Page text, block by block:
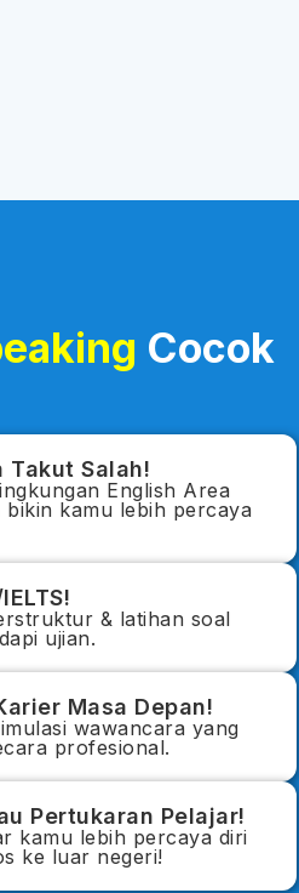
Cocok
Takut Salah!
English Area
kamu lebih percaya
& latihan soal
ujian.
Masa Depan!
wawancara yang
profesional.
Pertukaran Pelajar!
kamu lebih percaya diri
ke luar negeri!